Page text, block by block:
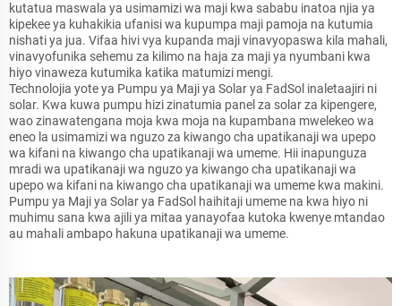
kutatua maswala ya usimamizi wa maji kwa sababu inatoa njia ya
kipekee ya kuhakikia ufanisi wa kupumpa maji pamoja na kutumia
nishati ya jua. Vifaa hivi vya kupanda maji vinavyopaswa kila mahali,
vinavyofunika sehemu za kilimo na haja za maji ya nyumbani kwa
hiyo vinaweza kutumika katika matumizi mengi.
Technolojia yote ya Pumpu ya Maji ya Solar ya FadSol inaletaajiri ni
solar. Kwa kuwa pumpu hizi zinatumia panel za solar za kipengere,
wao zinawatengana moja kwa moja na kupambana mwelekeo wa
eneo la usimamizi wa nguzo za kiwango cha upatikanaji wa upepo
wa kifani na kiwango cha upatikanaji wa umeme. Hii inapunguza
mradi wa upatikanaji wa nguzo ya kiwango cha upatikanaji wa
upepo wa kifani na kiwango cha upatikanaji wa umeme kwa makini.
Pumpu ya Maji ya Solar ya FadSol haihitaji umeme na kwa hiyo ni
muhimu sana kwa ajili ya mitaa yanayofaa kutoka kwenye mtandao
au mahali ambapo hakuna upatikanaji wa umeme.